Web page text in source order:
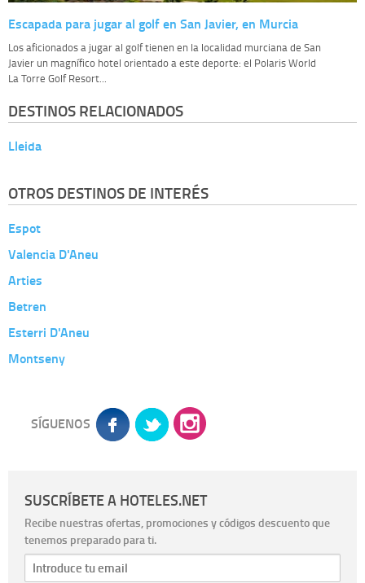
Escapada para jugar al golf en San Javier, en Murcia
Los aficionados a jugar al golf tienen en la localidad murciana de San
Javier un magnífico hotel orientado a este deporte: el Polaris World
La Torre Golf Resort...
DESTINOS RELACIONADOS
Lleida
OTROS DESTINOS DE INTERÉS
Espot
Valencia D'Aneu
Arties
Betren
Esterri D'Aneu
Montseny
SÍGUENOS
SUSCRÍBETE A HOTELES.NET
Recibe nuestras ofertas, promociones y códigos descuento que
tenemos preparado para ti.